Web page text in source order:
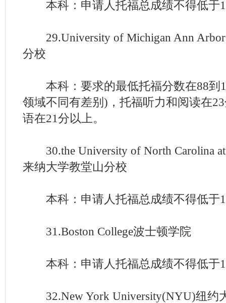
本科：申请人托福总成绩不得低于
29.University of Michigan Ann
分校
本科：要求的最低托福分数在88到
领域不同有差别)，托福听力和阅读在
语在21分以上。
30.the University of North Carolina
来纳大学教堂山分校
本科：申请人托福总成绩不得低于
31.Boston College波士顿学院
本科：申请人托福总成绩不得低于
32.New York University(NYU)纽约